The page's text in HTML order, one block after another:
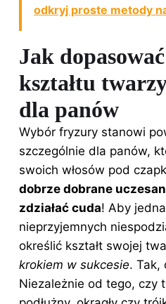
odkryj proste metody
Jak
kształtu
dla panów
Wybór fryzury stanowi
szczególnie dla panów,
swoich włosów pod
dobrze dobrane
zdziałać cuda! Aby
nieprzyjemnych
określić kształt swojej
krokiem w sukcesie. Tak,
Niezależnie od tego, czy